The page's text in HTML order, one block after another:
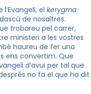
el kerygma.
de nosaltres.
trobareu pel carrer,
ministeri a les vostres
haureu de fer una
ens convertim. Que
d’avui per tal que
no fa el que ha dit